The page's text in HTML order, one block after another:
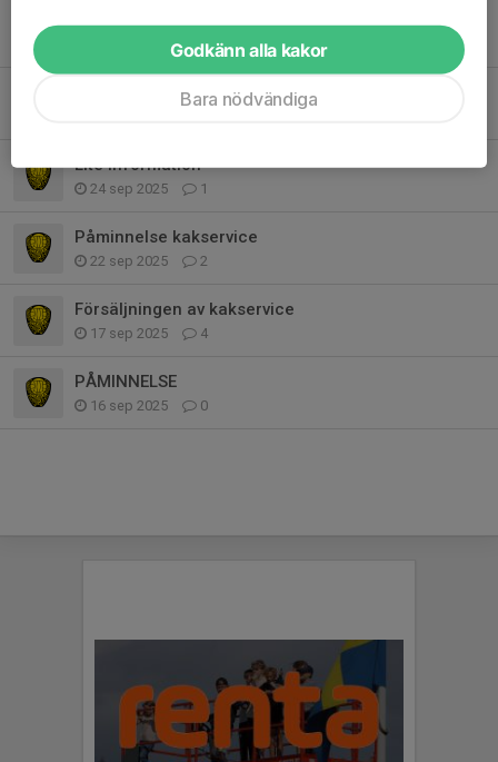
0
Lite information
24 sep 2025 1
Påminnelse kakservice
22 sep 2025 2
Försäljningen av kakservice
17 sep 2025 4
PÅMINNELSE
16 sep 2025 0
Godkänn alla kakor
Bara nödvändiga